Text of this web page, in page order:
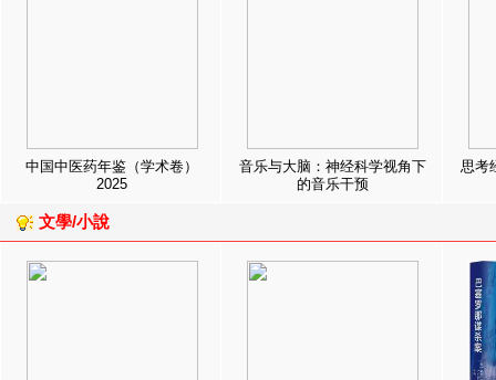
中国中医药年鉴（学术卷）
2025
音乐与大脑：神经科学视角下
的音乐干预
思考
文學/小說